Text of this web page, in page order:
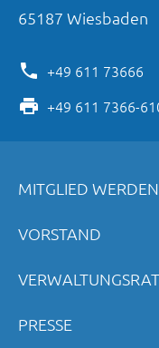
65187 Wiesbaden
+49 611 73666
+49 611 7366-
MITGLIED WERDEN
VORSTAND
VERWALTUNGSRAT
PRESSE